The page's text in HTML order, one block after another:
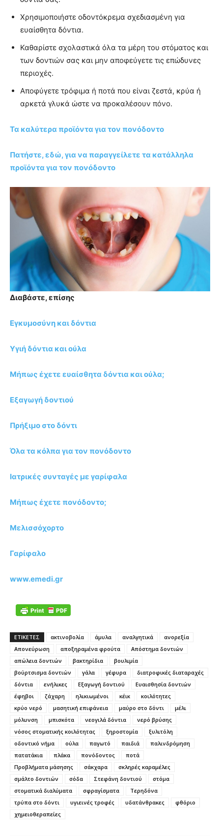
Χρησιμοποιήστε οδοντόκρεμα σχεδιασμένη για
ευαίσθητα δόντια.
Καθαρίστε σχολαστικά όλα τα μέρη του στόματος και
των δοντιών σας και μην αποφεύγετε τις επώδυνες
περιοχές.
Αποφύγετε τρόφιμα ή ποτά που είναι ζεστά, κρύα ή
αρκετά γλυκά ώστε να προκαλέσουν πόνο.
Τα καλύτερα προϊόντα για τον πονόδοντο
Πατήστε, εδώ, για να παραγγείλετε τα κατάλληλα
προϊόντα για τον πονόδοντο
Διαβάστε, επίσης
Εγκυμοσύνη και δόντια
Υγιή δόντια και ούλα
Μήπως έχετε ευαίσθητα δόντια και ούλα;
Εξαγωγή δοντιού
Πρήξιμο στο δόντι
Όλα τα κόλπα για τον πονόδοντο
Ιατρικές συνταγές με γαρίφαλα
Μήπως έχετε πονόδοντο;
Μελισσόχορτο
Γαρίφαλο
www.emedi.gr
ΕΤΙΚΕΤΕΣ ακτινοβολία άμυλα αναλγητικά
ανορεξία
Απονεύρωση
αποξηραμένα φρούτα
Απόστημα δοντιών
απώλεια δοντιών
βακτηρίδια
βουλιμία
βούρτσισμα δοντιών
γάλα γέφυρα
διατροφικές διαταραχές
δόντια
ενήλικες Εξαγωγή δοντιού
Ευαισθησία δοντιών
έφηβοι
ζάχαρη ηλικιωμένοι κέικ
κοιλότητες
κρύο νερό
μασητική επιφάνεια μαύρο στο δόντι
μέλι
μόλυνση
μπισκότα νεογιλά δόντια
νερό βρύσης
νόσος στοματικής κοιλότητας
ξηροστομία
ξυλιτόλη
οδοντικό νήμα
ούλα παγωτό παιδιά
παλινδρόμηση
πατατάκια
πλάκα πονόδοντος
ποτά
Προβλήματα μάσησης
σάκχαρα
σκληρές καραμέλες
σμάλτο δοντιών
σόδα Στεφάνη δοντιού
στόμα
στοματικά διαλύματα
σφραγίσματα
Τερηδόνα
τρύπα στο δόντι
υγιεινές τροφές υδατάνθρακες
φθόριο
χημειοθεραπείες